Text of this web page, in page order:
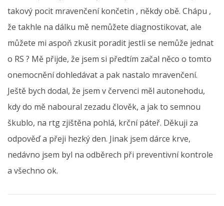
takový pocit mravenčení končetin , někdy obě. Chápu ,
že takhle na dálku mě nemůžete diagnostikovat, ale
můžete mi aspoň zkusit poradit jestli se nemůže jednat
o RS ? Mě přijde, že jsem si předtím začal něco o tomto
onemocnění dohledávat a pak nastalo mravenčení.
Ještě bych dodal, že jsem v červenci měl autonehodu,
kdy do mě naboural zezadu člověk, a jak to semnou
škublo, na rtg zjištěna pohlá, krční páteř. Děkuji za
odpověď a přeji hezký den. Jinak jsem dárce krve,
nedávno jsem byl na odběrech při preventivní kontrole
a všechno ok.